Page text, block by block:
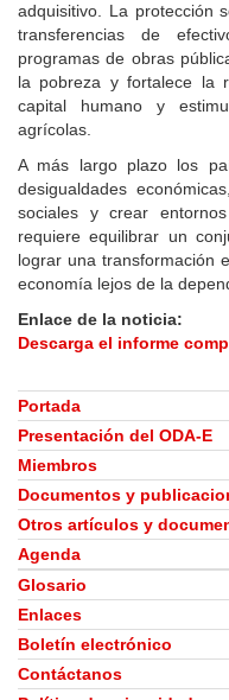
adquisitivo. La protección
transferencias de
programas de obras
la pobreza y fortalece la
capital humano y
agrícolas.
A más largo plazo los
desigualdades
sociales y crear
requiere equilibrar un
lograr una transformación
economía lejos de la
Enlace de la noticia:
Descarga el informe
Portada
Presentación del ODA-E
Miembros
Documentos y
Otros artículos y
Agenda
Glosario
Enlaces
Boletín electrónico
Contáctanos